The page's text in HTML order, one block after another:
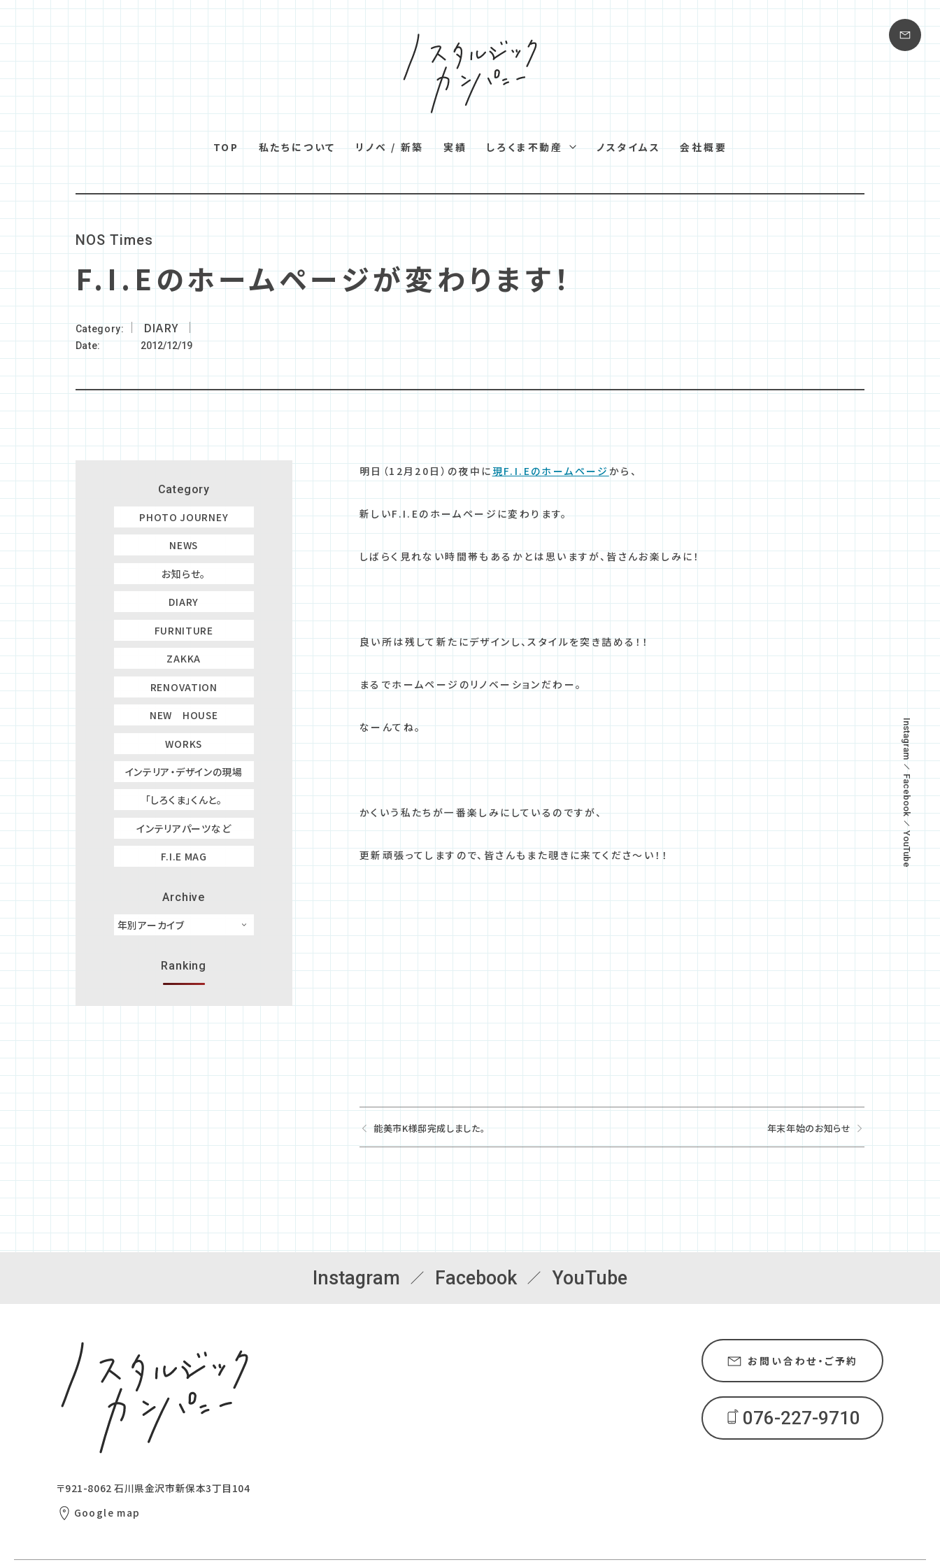
TOP 私たちについて リノベ / 新築 実績 しろくま不動産 ノスタイムス 会社概要
NOS Times
F.I.Eのホームページが変わります！
Category DIARY
Date 2012/12/19
明日（12月20日）の夜中に現F.I.Eのホームページ から、
新しいF.I.Eのホームページに変わります。
しばらく見れない時間帯もあるかとは思いますが、皆さんお楽しみに！
良い所は残して新たにデザインし、スタイルを突き詰める！！
まるでホームページのリノベーションだわー。
なーんてね。
かくいう私たちが一番楽しみにしているのですが、
更新頑張ってしますので、皆さんもまた覗きに来てくださ～い！！
能美市K様邸完成しました。 年末年始のお知らせ
Category
PHOTO JOURNEY
NEWS
お知らせ。
DIARY
FURNITURE
ZAKKA
RENOVATION
NEW HOUSE
WORKS
インテリア・デザインの現場
「しろくま」くんと。
インテリアパーツなど
F.I.E MAG
Archive
Ranking
Instagram
Facebook
YouTube
Instagram Facebook YouTube
〒921-8062石川県金沢市新保本3丁目104
Google map
お問い合わせ・ご予約
076-227-9710